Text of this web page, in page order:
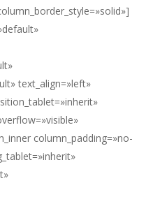
text_align=»left»
column_padding=»no-